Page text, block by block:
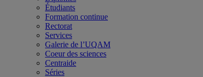
Étudiants
Formation continue
Rectorat
Services
Galerie de l’UQAM
Coeur des sciences
Centraide
Séries